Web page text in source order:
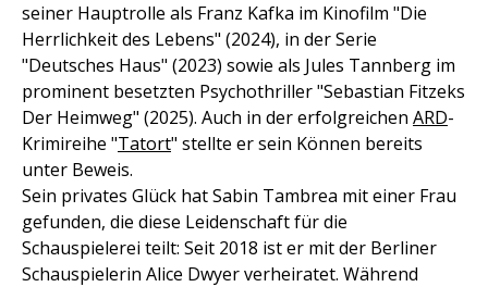
seiner Hauptrolle als Franz Kafka im Kinofilm "Die
Herrlichkeit des Lebens" (2024), in der Serie
"Deutsches Haus" (2023) sowie als Jules Tannberg im
prominent besetzten Psychothriller "Sebastian Fitzeks
Der Heimweg" (2025). Auch in der erfolgreichen ARD-
Krimireihe "Tatort" stellte er sein Können bereits
unter Beweis.
Sein privates Glück hat Sabin Tambrea mit einer Frau
gefunden, die diese Leidenschaft für die
Schauspielerei teilt: Seit 2018 ist er mit der Berliner
Schauspielerin Alice Dwyer verheiratet. Während